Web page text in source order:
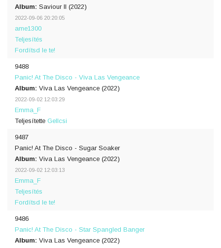
Album: Saviour II (2022)
2022-09-06 20:20:05
ame1300
Teljesítés
Fordítsd le te!
9488
Panic! At The Disco - Viva Las Vengeance
Album: Viva Las Vengeance (2022)
2022-09-02 12:03:29
Emma_F
Teljesítette Gellcsi
9487
Panic! At The Disco - Sugar Soaker
Album: Viva Las Vengeance (2022)
2022-09-02 12:03:13
Emma_F
Teljesítés
Fordítsd le te!
9486
Panic! At The Disco - Star Spangled Banger
Album: Viva Las Vengeance (2022)